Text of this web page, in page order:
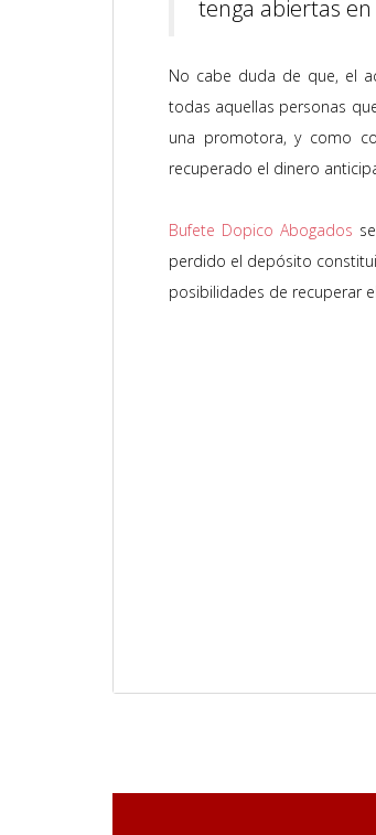
tenga abiertas
No cabe duda de que, el
todas aquellas personas
una promotora, y como
recuperado el dinero
Bufete Dopico Abogados
perdido el depósito
posibilidades de recuperar